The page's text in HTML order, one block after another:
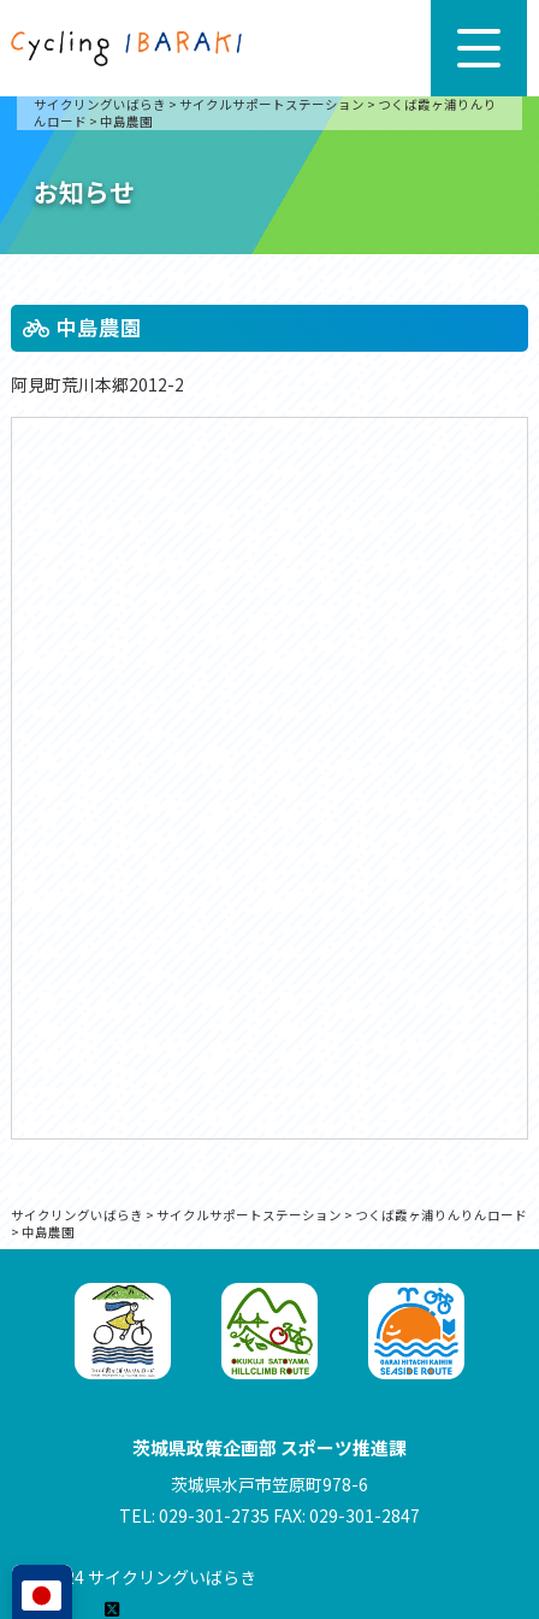
サイクリングいばらき > サイクルサポートステーション > つくば霞ヶ浦りんり
んロード > 中島農園
お知らせ
中島農園
阿見町荒川本郷2012-2
サイクリングいばらき > サイクルサポートステーション > つくば霞ヶ浦りんりんロード
> 中島農園
茨城県政策企画部 スポーツ推進課
茨城県水戸市笠原町978-6
TEL: 029-301-2735 FAX: 029-301-2847
© 2024 サイクリングいばらき